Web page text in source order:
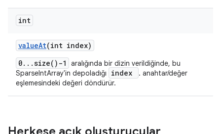
int
valueAt(int index)
0...size()-1
aralığında bir dizin verildiğinde, bu
SparseIntArray'in depoladığı
index
. anahtar/değer
eşlemesindeki değeri döndürür.